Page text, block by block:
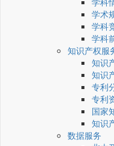
学术
学科
学科
知识产权服
知识
知识
专利
专利
国家
知识
数据服务